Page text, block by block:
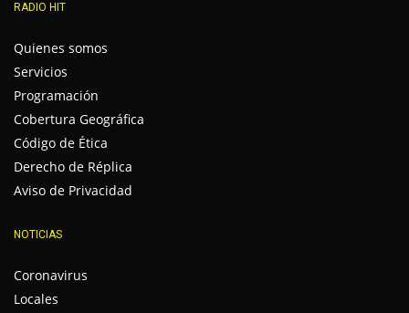
RADIO HIT
Quienes somos
Servicios
Programación
Cobertura Geográfica
Código de Ética
Derecho de Réplica
Aviso de Privacidad
NOTICIAS
Coronavirus
Locales